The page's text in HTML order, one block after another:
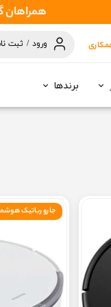
برندها
ورود / ثبت
همراهان گرامی: موبوران سفارشات
جارو رباتیک